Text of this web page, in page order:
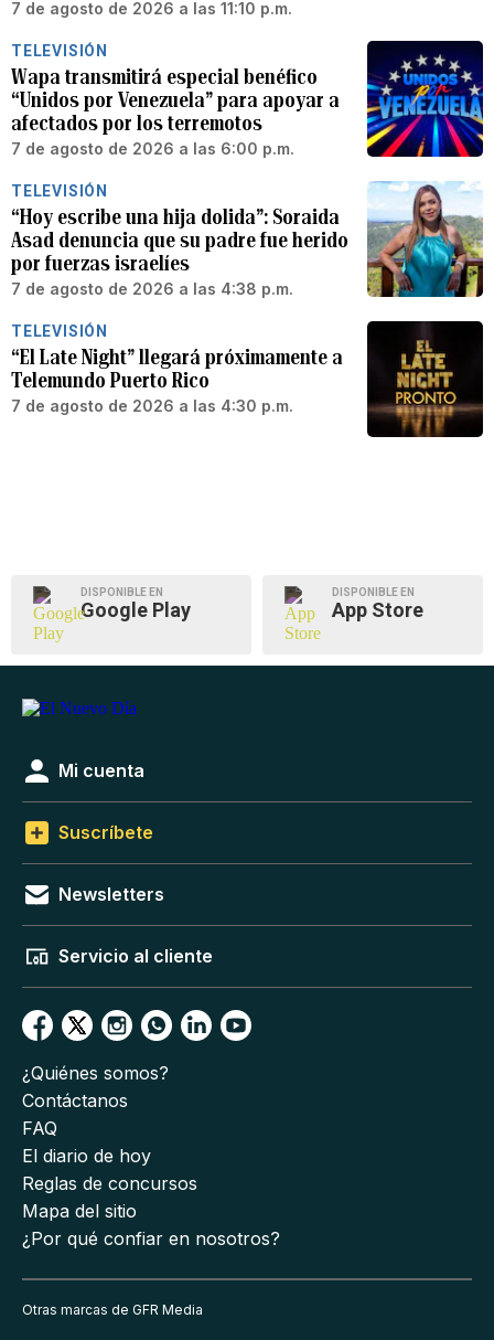
7 de agosto de 2026 a las 11:10 p.m.
TELEVISIÓN
Wapa transmitirá especial benéfico
“Unidos por Venezuela” para apoyar a
afectados por los terremotos
7 de agosto de 2026 a las 6:00 p.m.
TELEVISIÓN
“Hoy escribe una hija dolida”: Soraida
Asad denuncia que su padre fue herido
por fuerzas israelíes
7 de agosto de 2026 a las 4:38 p.m.
TELEVISIÓN
“El Late Night” llegará próximamente a
Telemundo Puerto Rico
7 de agosto de 2026 a las 4:30 p.m.
DISPONIBLE EN
Google Play
DISPONIBLE EN
App Store
Mi cuenta
Suscríbete
Newsletters
Servicio al cliente
¿Quiénes somos?
Contáctanos
FAQ
El diario de hoy
Reglas de concursos
Mapa del sitio
¿Por qué confiar en nosotros?
Otras marcas de GFR Media